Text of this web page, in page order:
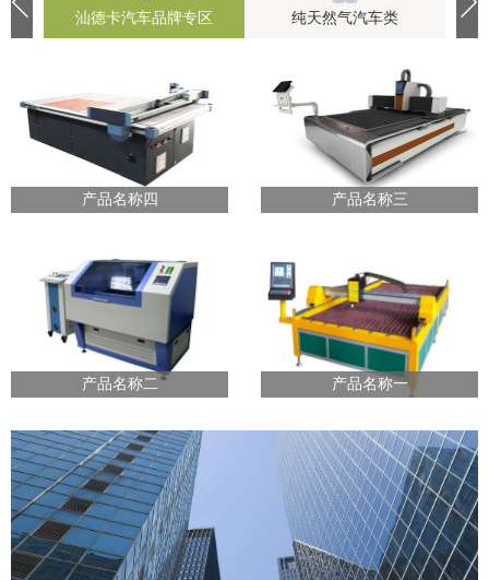
汕德卡汽车品牌专区 纯天然气汽车类
产品名称四 产品名称三
产品名称二 产品名称一